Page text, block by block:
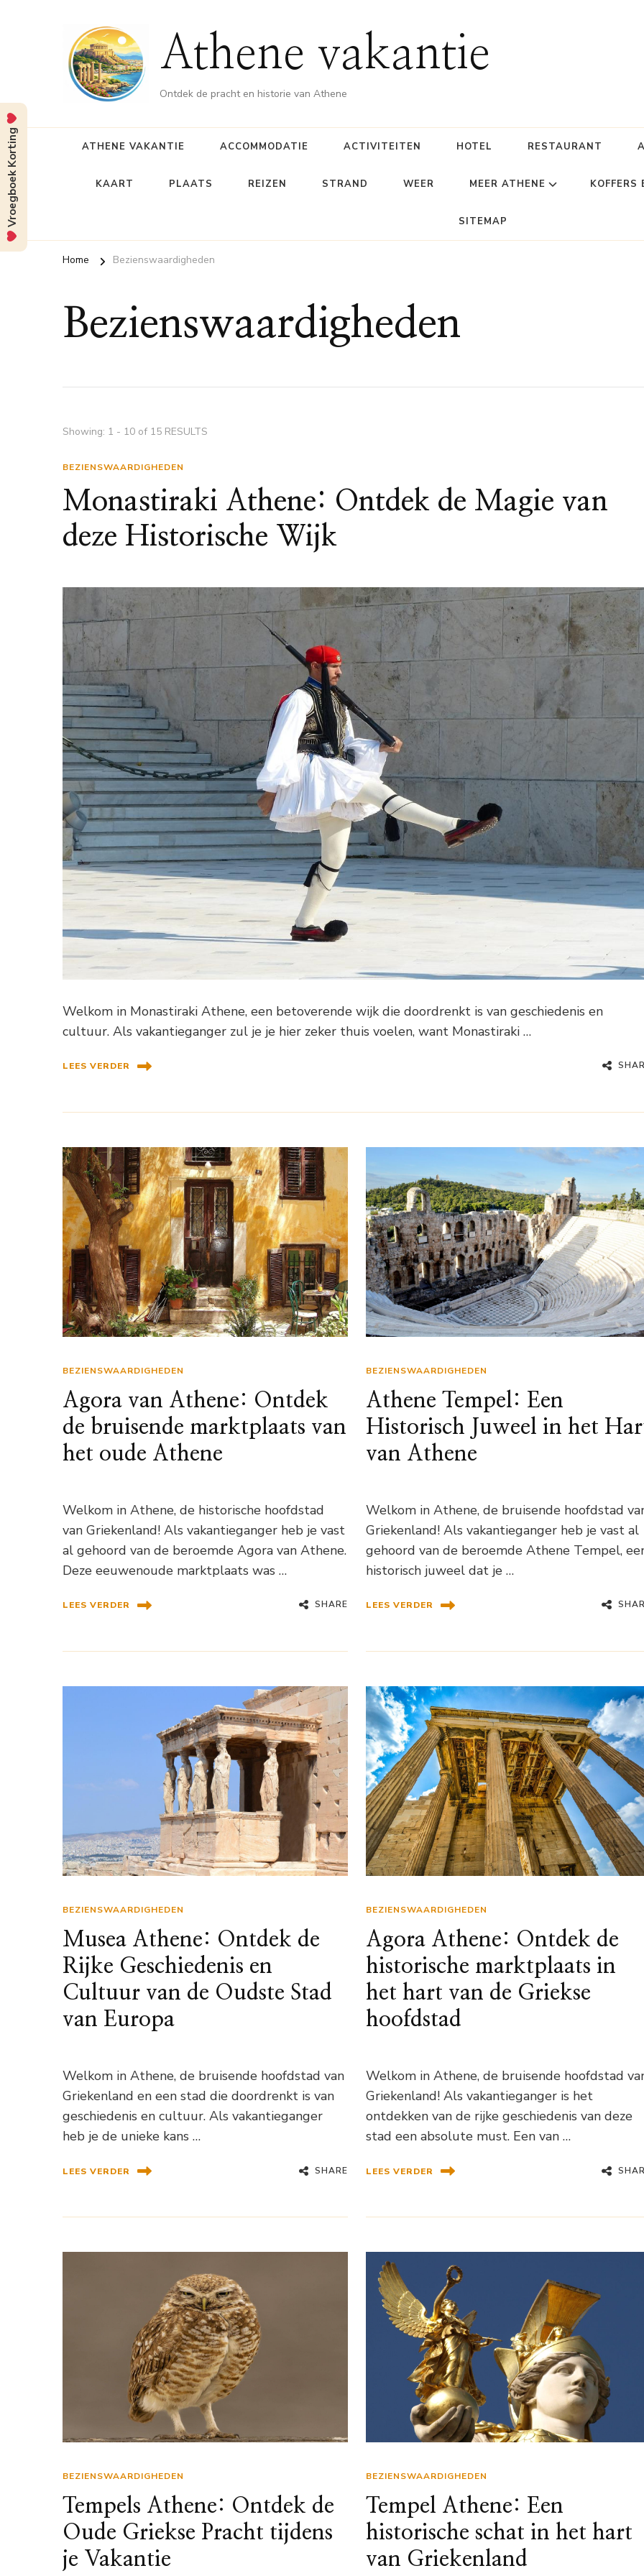
Athene vakantie
Ontdek de pracht en historie van Athene
ATHENE VAKANTIE ACCOMMODATIE ACTIVITEITEN HOTEL RESTAURANT
KAART PLAATS REIZEN STRAND WEER MEER ATHENE KOFFERS
SITEMAP
Home Bezienswaardigheden
Bezienswaardigheden
Showing: 1 - 10 of 15 RESULTS
BEZIENSWAARDIGHEDEN
Monastiraki Athene: Ontdek de Magie van
deze Historische Wijk
Welkom in Monastiraki Athene, een betoverende wijk die doordrenkt is van geschiedenis en
cultuur. Als vakantieganger zul je je hier zeker thuis voelen, want Monastiraki …
LEES VERDER
BEZIENSWAARDIGHEDEN
Agora van Athene: Ontdek
de bruisende marktplaats van
het oude Athene
Welkom in Athene, de historische hoofdstad
van Griekenland! Als vakantieganger heb je vast
al gehoord van de beroemde Agora van Athene.
Deze eeuwenoude marktplaats was …
LEES VERDER SHARE
BEZIENSWAARDIGHEDEN
Athene Tempel: Een
Historisch Juweel in het
van Athene
Welkom in Athene, de bruisende hoofdstad
Griekenland! Als vakantieganger heb je vast al
gehoord van de beroemde Athene Tempel,
historisch juweel dat je …
LEES VERDER
BEZIENSWAARDIGHEDEN
Musea Athene: Ontdek de
Rijke Geschiedenis en
Cultuur van de Oudste Stad
van Europa
Welkom in Athene, de bruisende hoofdstad van
Griekenland en een stad die doordrenkt is van
geschiedenis en cultuur. Als vakantieganger
heb je de unieke kans …
LEES VERDER SHARE
BEZIENSWAARDIGHEDEN
Agora Athene: Ontdek de
historische marktplaats in
het hart van de Griekse
hoofdstad
Welkom in Athene, de bruisende hoofdstad
Griekenland! Als vakantieganger is het
ontdekken van de rijke geschiedenis van deze
stad een absolute must. Een van …
LEES VERDER
BEZIENSWAARDIGHEDEN
Tempels Athene: Ontdek de
Oude Griekse Pracht tijdens
je Vakantie
BEZIENSWAARDIGHEDEN
Tempel Athene: Een
historische schat in het hart
van Griekenland
Vroegboek Korting